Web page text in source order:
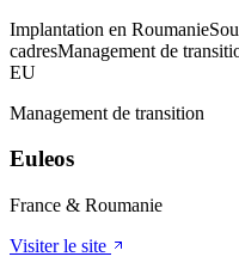
Implantation en Roumanie
cadresManagement de
EU
Management de transition
Euleos
France & Roumanie
Visiter le site